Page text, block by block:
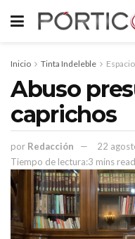
Inicio Tinta Indeleble
Abuso
caprichos
por Redacción
22
Tiempo de lectura:3 mins read